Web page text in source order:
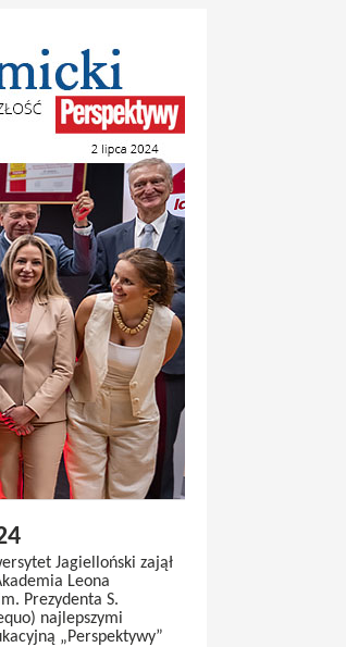
Jagielloński zajął
Leona
Prezydenta S.
najlepszymi
„Perspektywy”